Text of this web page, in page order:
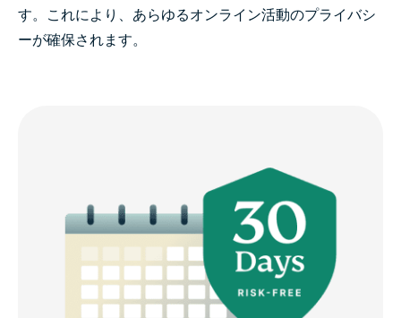
す。これにより、あらゆるオンライン活動のプライバシ
ーが確保されます。